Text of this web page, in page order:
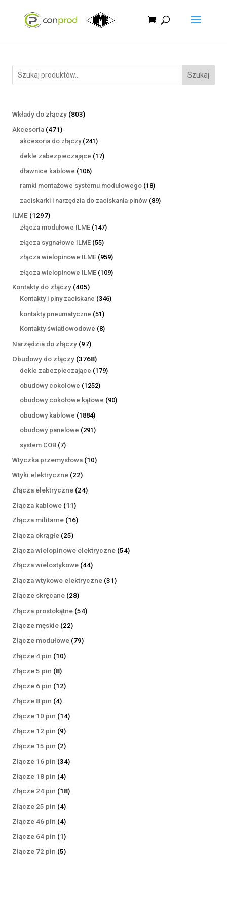
Szukaj
Wkłady do złączy 803803
Akcesoria 471471
produktów
akcesoria do złączy 241241
produktów
dekle zabezpieczające 1717
dławnice kablowe 106106
produktów
ramki montażowe systemu modułowego 1818
produktów
zaciskarki i narzędzia do zaciskania pinów 8989
ILME 12971297
produktów
złącza modułowe ILME 147147
złącza sygnałowe ILME 5555
produktów
złącza wielopinowe ILME 959959
produktów
złącza wielopinowe ILME 109109
Kontakty do złączy 405405
produktów
Kontakty i piny zaciskane 346346
kontakty pneumatyczne 5151
produktów
Kontakty światłowodowe 88
Narzędzia do złączy 9797
produktów
Obudowy do złączy 37683768
produktów
dekle zabezpieczające 179179
obudowy cokołowe 12521252
produkty
obudowy cokołowe kątowe 9090
obudowy kablowe 18841884
produkty
obudowy panelowe 291291
system COB 77
produktów
Wtyczka przemysłowa 1010
Wtyki elektryczne 2222
produkty
Złącza elektryczne 2424
Złącza kablowe 1111
produktów
Złącza militarne 1616
Złącza okrągłe 2525
produktów
Złącza wielopinowe elektryczne 5454
Złącza wielostykowe 4444
produkty
Złącza wtykowe elektryczne 3131
Złącze skręcane 2828
produktów
Złącza prostokątne 5454
Złącze męskie 2222
produkty
Złącze modułowe 7979
Złącze 4 pin 1010
Złącze 5 pin 88
produktów
Złącze 6 pin 1212
Złącze 8 pin 44
produkty
Złącze 10 pin 1414
Złącze 12 pin 99
produktów
Złącze 15 pin 22
produkty
Złącze 16 pin 3434
Złącze 18 pin 44
produkty
Złącze 24 pin 1818
Złącze 25 pin 44
produkty
Złącze 46 pin 44
produkty
Złącze 64 pin 11
produkt
Złącze 72 pin 55